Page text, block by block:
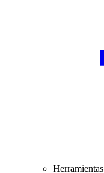
Herramientas